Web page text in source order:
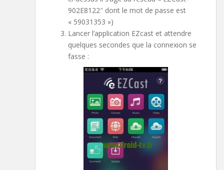
902E8122″ dont le mot de passe est
« 59031353 »)
Lancer l’application EZcast et attendre
quelques secondes que la connexion se
fasse :